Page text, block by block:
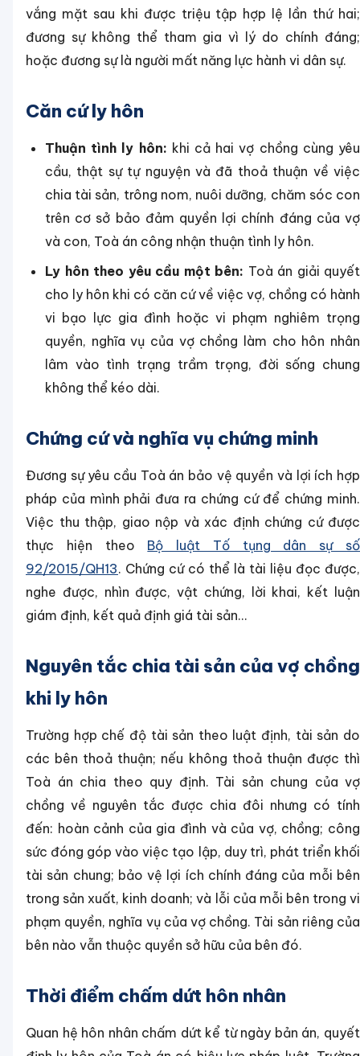
vắng mặt sau khi được triệu tập hợp lệ lần thứ hai;
đương sự không thể tham gia vì lý do chính đáng;
hoặc đương sự là người mất năng lực hành vi dân sự.
Căn cứ ly hôn
Thuận tình ly hôn: khi cả hai vợ chồng cùng yêu
cầu, thật sự tự nguyện và đã thoả thuận về việc
chia tài sản, trông nom, nuôi dưỡng, chăm sóc con
trên cơ sở bảo đảm quyền lợi chính đáng của vợ
và con, Toà án công nhận thuận tình ly hôn.
Ly hôn theo yêu cầu một bên: Toà án giải quyết
cho ly hôn khi có căn cứ về việc vợ, chồng có hành
vi bạo lực gia đình hoặc vi phạm nghiêm trọng
quyền, nghĩa vụ của vợ chồng làm cho hôn nhân
lâm vào tình trạng trầm trọng, đời sống chung
không thể kéo dài.
Chứng cứ và nghĩa vụ chứng minh
Đương sự yêu cầu Toà án bảo vệ quyền và lợi ích hợp
pháp của mình phải đưa ra chứng cứ để chứng minh.
Việc thu thập, giao nộp và xác định chứng cứ được
thực hiện theo Bộ luật Tố tụng dân sự số
92/2015/QH13. Chứng cứ có thể là tài liệu đọc được,
nghe được, nhìn được, vật chứng, lời khai, kết luận
giám định, kết quả định giá tài sản…
Nguyên tắc chia tài sản của vợ chồng
khi ly hôn
Trường hợp chế độ tài sản theo luật định, tài sản do
các bên thoả thuận; nếu không thoả thuận được thì
Toà án chia theo quy định. Tài sản chung của vợ
chồng về nguyên tắc được chia đôi nhưng có tính
đến: hoàn cảnh của gia đình và của vợ, chồng; công
sức đóng góp vào việc tạo lập, duy trì, phát triển khối
tài sản chung; bảo vệ lợi ích chính đáng của mỗi bên
trong sản xuất, kinh doanh; và lỗi của mỗi bên trong vi
phạm quyền, nghĩa vụ của vợ chồng. Tài sản riêng của
bên nào vẫn thuộc quyền sở hữu của bên đó.
Thời điểm chấm dứt hôn nhân
Quan hệ hôn nhân chấm dứt kể từ ngày bản án, quyết